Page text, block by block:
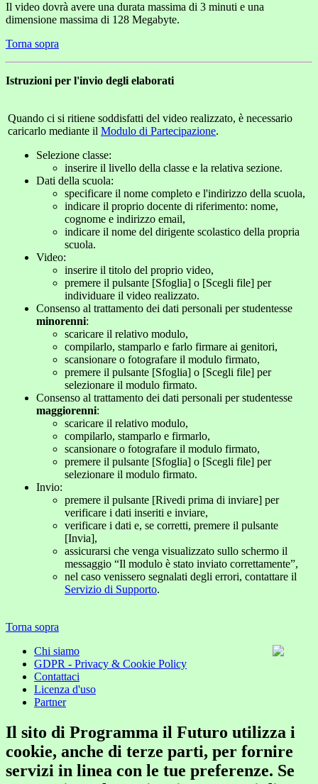
Il video dovrà avere una durata massima di 3 minuti e una
dimensione massima di 128 Megabyte.
Torna sopra
Istruzioni per l'invio degli elaborati
Quando ci si ritiene soddisfatti del video realizzato, è necessario
caricarlo mediante il Modulo di Partecipazione.
Selezione classe:
inserire il livello della classe e la relativa sezione.
Dati della scuola:
specificare il nome completo e l'indirizzo della scuola,
indicare il proprio docente di riferimento: nome,
cognome e indirizzo email,
indicare il nome del dirigente scolastico della propria
scuola.
Video:
inserire il titolo del proprio video,
premere il pulsante [Sfoglia] o [Scegli file] per
individuare il video realizzato.
Consenso al trattamento dei dati personali per studentesse
minorenni:
scaricare il relativo modulo,
compilarlo, stamparlo e farlo firmare ai genitori,
scansionare o fotografare il modulo firmato,
premere il pulsante [Sfoglia] o [Scegli file] per
selezionare il modulo firmato.
Consenso al trattamento dei dati personali per studentesse
maggiorenni:
scaricare il relativo modulo,
compilarlo, stamparlo e firmarlo,
scansionare o fotografare il modulo firmato,
premere il pulsante [Sfoglia] o [Scegli file] per
selezionare il modulo firmato.
Invio:
premere il pulsante [Rivedi prima di inviare] per
verificare i dati inseriti e inviare,
verificare i dati e, se corretti, premere il pulsante
[Invia],
assicurarsi che venga visualizzato sullo schermo il
messaggio “Il modulo è stato inviato correttamente”,
nel caso venissero segnalati degli errori, contattare il
Servizio di Supporto.
Torna sopra
Chi siamo
GDPR - Privacy & Cookie Policy
Contattaci
Licenza d'uso
Partner
Il sito di Programma il Futuro utilizza i
cookie, anche di terze parti, per fornire
servizi in linea con le tue preferenze. Se